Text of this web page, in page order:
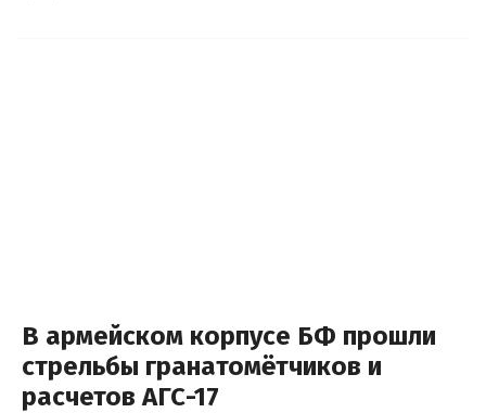
В армейском корпусе БФ прошли
стрельбы гранатомётчиков и
расчетов АГС-17